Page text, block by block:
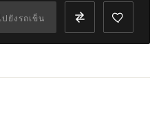
ปยังรถเข็น